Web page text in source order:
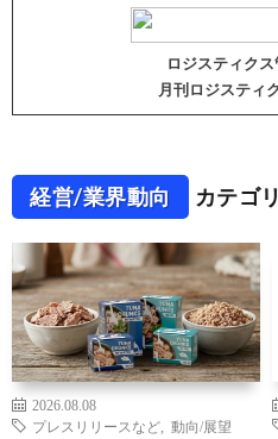
ロジスティク
月刊ロジスティ
経営/業界動向 カテゴ
2026.08.08
プレスリリースなど
動向/展望